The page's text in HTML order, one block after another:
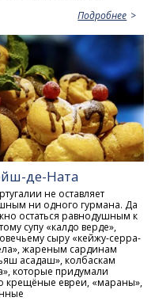
Подробнее
де-Ната
не оставляет
ни одного гурмана. Да
остаться равнодушным к
супу «калдо верде»,
сыру «кейжу-серра-
жареным сардинам
асадаш», колбаскам
которые придумали
крещёные евреи, «мараны»,